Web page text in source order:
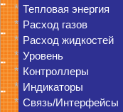
* Тепловая энергия
* Расход газов
* Расход жидкостей
* Уровень
* Контроллеры
* Индикаторы
* Связь/Интерфейсы